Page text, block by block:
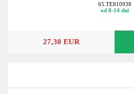
65.TE810938
od 8-14 dní
27,30 EUR